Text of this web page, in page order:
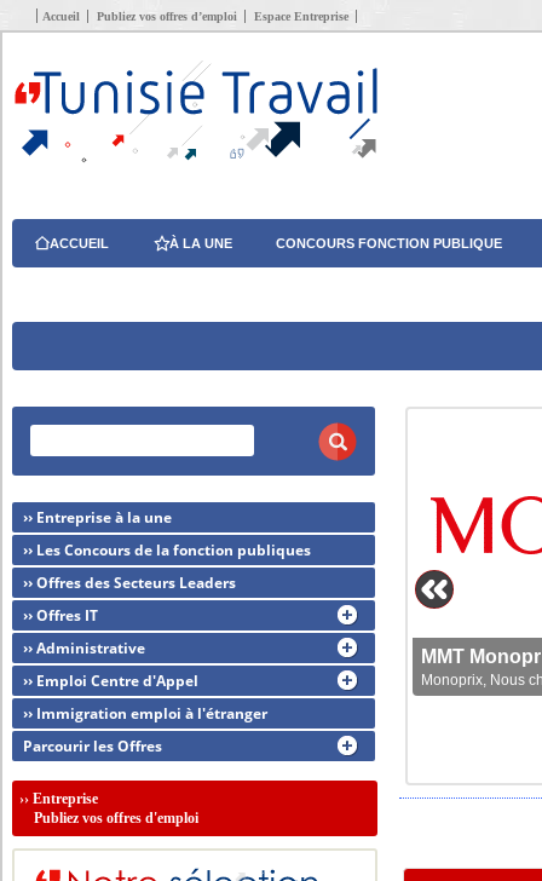
Accueil Publiez vos offres d’emploi Espace Entreprise
ACCUEIL À LA UNE CONCOURS FONCTION PUBLIQUE
MMT
Monoprix, Nous
›› Entreprise à la une
›› Les Concours de la fonction publiques
›› Offres des Secteurs Leaders
›› Offres IT
›› Administrative
›› Emploi Centre d'Appel
›› Immigration emploi à l'étranger
Parcourir les Offres
››Entreprise
Publiez vos offres d'emploi